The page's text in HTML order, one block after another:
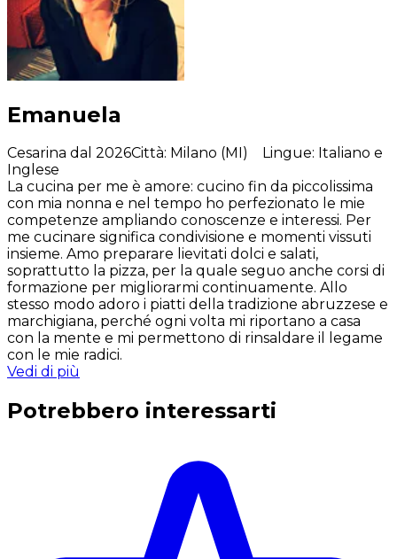
Emanuela
Cesarina dal 2026Città: Milano (MI) Lingue: Italiano e
Inglese
La cucina per me è amore: cucino fin da piccolissima
con mia nonna e nel tempo ho perfezionato le mie
competenze ampliando conoscenze e interessi. Per
me cucinare significa condivisione e momenti vissuti
insieme. Amo preparare lievitati dolci e salati,
soprattutto la pizza, per la quale seguo anche corsi di
formazione per migliorarmi continuamente. Allo
stesso modo adoro i piatti della tradizione abruzzese e
marchigiana, perché ogni volta mi riportano a casa
con la mente e mi permettono di rinsaldare il legame
con le mie radici.
Vedi di più
Potrebbero interessarti